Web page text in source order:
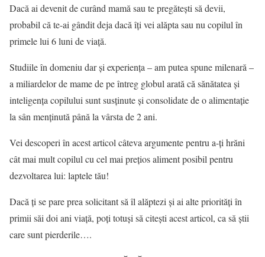
Dacă ai devenit de curând mamă sau te pregătești să devii,
probabil că te-ai gândit deja dacă îți vei alăpta sau nu copilul în
primele lui 6 luni de viață.
Studiile în domeniu dar și experiența – am putea spune milenară –
a miliardelor de mame de pe întreg globul arată că sănătatea și
inteligența copilului sunt susținute și consolidate de o alimentație
la sân menținută până la vârsta de 2 ani.
Vei descoperi în acest articol câteva argumente pentru a-ți hrăni
cât mai mult copilul cu cel mai prețios aliment posibil pentru
dezvoltarea lui: laptele tău!
Dacă ți se pare prea solicitant să îl alăptezi și ai alte priorități în
primii săi doi ani viață, poți totuși să citești acest articol, ca să știi
care sunt pierderile….